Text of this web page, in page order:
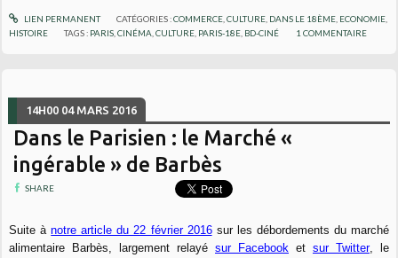
LIEN PERMANENT CATÉGORIES :COMMERCE, CULTURE, DANS LE 18ÈME, ECONOMIE,
HISTOIRE
TAGS : PARIS ,CINÉMA ,CULTURE PARIS-18E BD-CINÉ 1 COMMENTAIRE
14H00 04 MARS 2016
Dans le Parisien : le Marché «
ingérable » de Barbès
SHARE
Suite ànotre article du 22 février 2016sur les débordements du marché
alimentaire Barbès, largement relayésur Facebook et sur Twitter, le